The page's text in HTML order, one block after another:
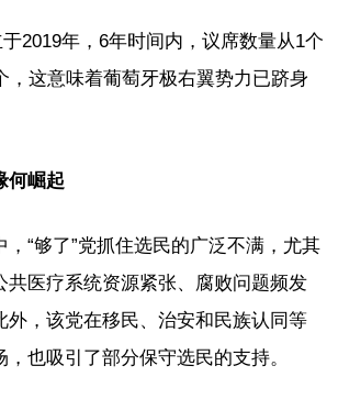
于2019年，6年时间内，议席数量从1个
，这意味着葡萄牙极右翼势力已跻身
何崛起
，“够了”党抓住选民的广泛不满，尤其
共医疗系统资源紧张、腐败问题频发
外，该党在移民、治安和民族认同等
也吸引了部分保守选民的支持。